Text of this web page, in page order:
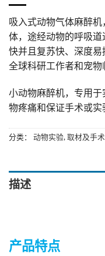
吸入式动物气体麻醉
体，途经动物的呼吸
快并且复苏快、深度
全球科研工作者和宠物
小动物麻醉机，专用
物疼痛和保证手术或实
分类： 动物实验, 取材及手
描述
产品特点